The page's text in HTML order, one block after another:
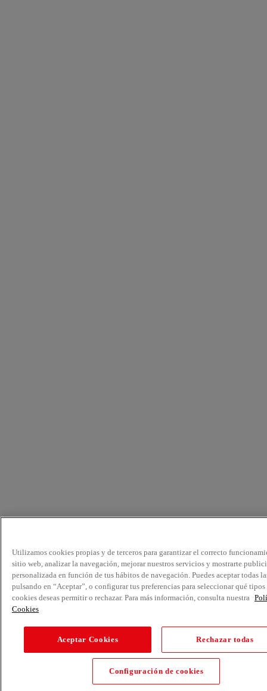
Utilizamos cookies propias y de terceros para garantizar el correcto
sitio web, analizar la navegación, mejorar nuestros servicios y mostrarte
personalizada en función de tus hábitos de navegación. Puedes aceptar todas
pulsando en “Aceptar”, o configurar tus preferencias para seleccionar qué tipos
cookies deseas permitir o rechazar. Para más información, consulta nuestra
Cookies
Aceptar Cookies Rechazar todas
Configuración de cookies